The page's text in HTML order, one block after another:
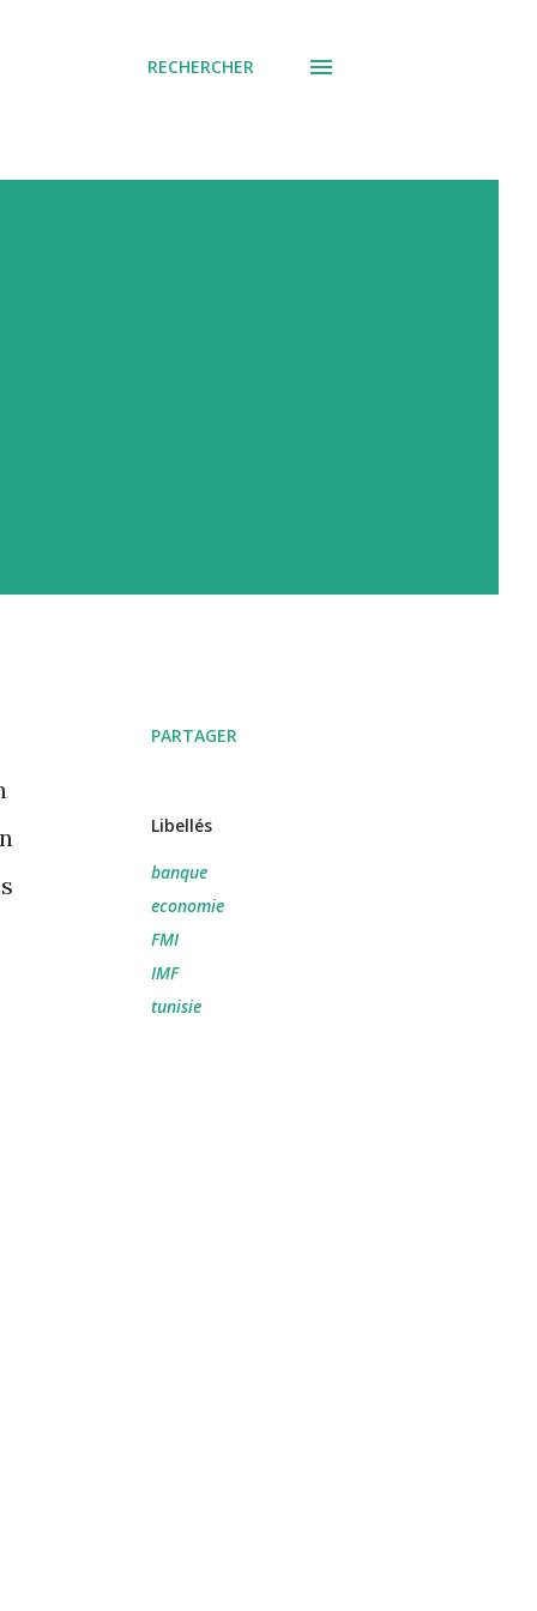
RECHERCHER
PARTAGER
Libellés
banque
economie
FMI
IMF
tunisie